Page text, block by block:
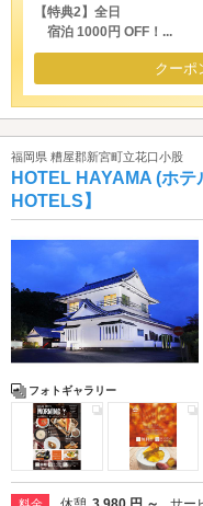
【特典2】全日
宿泊 1000円 OFF！...
クーポ
福岡県 糟屋郡新宮町立花口小股
HOTEL HAYAMA (ホ
HOTELS】
フォトギャラリー